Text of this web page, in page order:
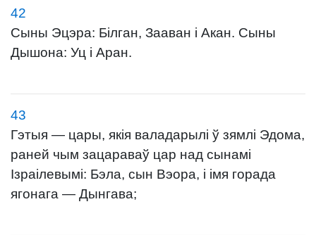
42
Сыны Эцэра: Білган, Зааван і Акан. Сыны
Дышона: Уц і Аран.
43
Гэтыя — цары, якія валадарылі ў зямлі Эдома,
раней чым зацараваў цар над сынамі
Ізраілевымі: Бэла, сын Вэора, і імя горада
ягонага — Дынгава;